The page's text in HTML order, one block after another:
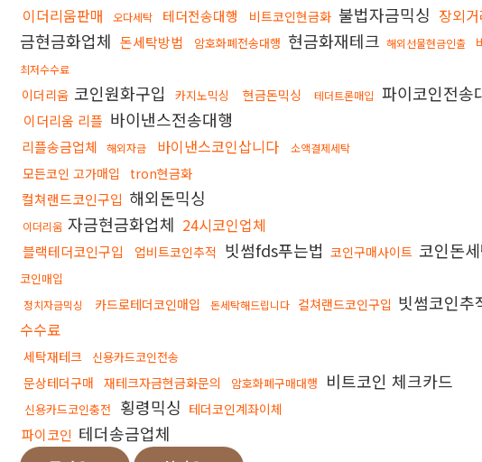
이더리움판매 오다세탁 테더전송대행 비트코인현금화 불법자금믹싱 장외거
금현금화업체 돈세탁방법 암호화폐전송대행 현금화재테크 해외선물현금인출
최저수수료
이더리움 코인원화구입 카지노믹싱 현금돈믹싱 테더트론매입 파이코인전송
이더리움 리플 바이낸스전송대행
리플송금업체 해외자금 바이낸스코인삽니다 소액결제세탁
모든코인 고가매입 tron현금화
컬쳐랜드코인구입 해외돈믹싱
이더리움 자금현금화업체 24시코인업체
블랙테더코인구입 업비트코인추적 빗썸fds푸는법 코인구매사이트 코인돈
코인매입
정치자금믹싱 카드로테더코인매입 돈세탁해드립니다 컬쳐랜드코인구입 빗썸코인추
수수료
세탁재테크 신용카드코인전송
문상테더구매 재테크자금현금화문의 암호화폐구매대행 비트코인 체크카드
신용카드코인충전 횡령믹싱 테더코인계좌이체
파이코인 테더송금업체